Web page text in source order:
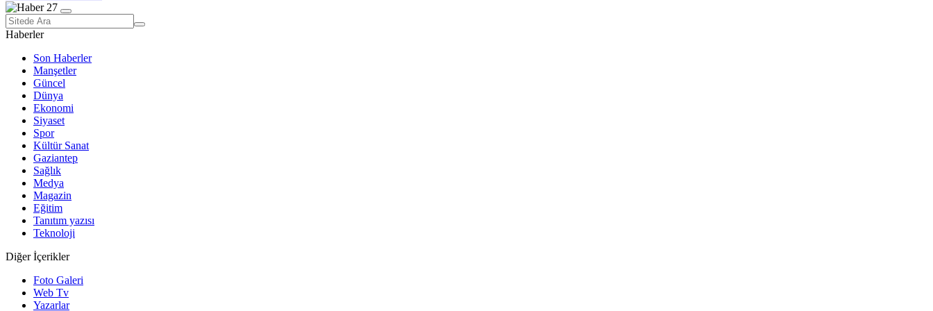
Haberler
Son Haberler
Manşetler
Güncel
Dünya
Ekonomi
Siyaset
Spor
Kültür Sanat
Gaziantep
Sağlık
Medya
Magazin
Eğitim
Tanıtım yazısı
Teknoloji
Diğer İçerikler
Foto Galeri
Web Tv
Yazarlar